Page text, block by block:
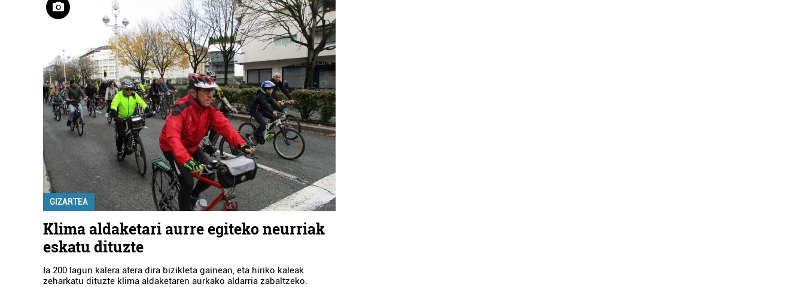
GIZARTEA
Klima aldaketari aurre egiteko neurriak
eskatu dituzte
Ia 200 lagun kalera atera dira bizikleta gainean, eta hiriko kaleak
zeharkatu dituzte klima aldaketaren aurkako aldarria zabaltzeko.